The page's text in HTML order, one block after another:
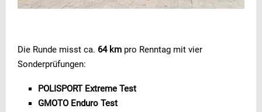
Die Runde misst ca. 64 km pro Renntag mit vier
Sonderprüfungen:
POLISPORT Extreme Test
GMOTO Enduro Test